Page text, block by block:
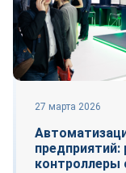
27 марта 2026
контроллеры